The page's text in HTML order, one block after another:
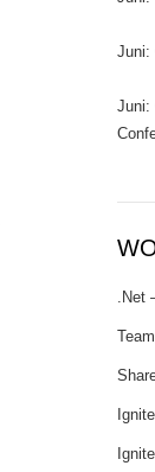
Juni:
Juni:
.Net